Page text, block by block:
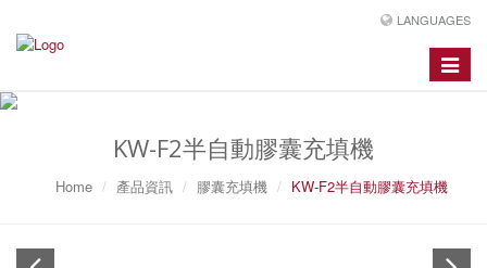
LANGUAGES
Toggle
KW-F2半自動膠囊充填機
Home 產品資訊 膠囊充填機 KW-F2半自動膠囊充填機